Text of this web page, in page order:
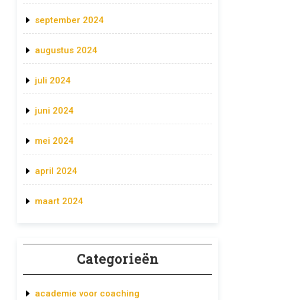
september 2024
augustus 2024
juli 2024
juni 2024
mei 2024
april 2024
maart 2024
Categorieën
academie voor coaching